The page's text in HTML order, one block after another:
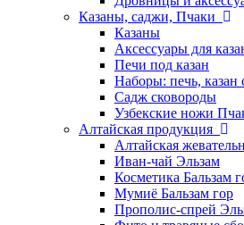
Казаны, саджи, Пчаки
Казаны
Аксессуары для
Печи под казан
Наборы: печь,
Садж сковороды
Узбекские ножи
Алтайская продукция
Алтайская
Иван-чай Эльзам
Косметика Бальзам
Мумиё Бальзам гор
Прополис-спрей